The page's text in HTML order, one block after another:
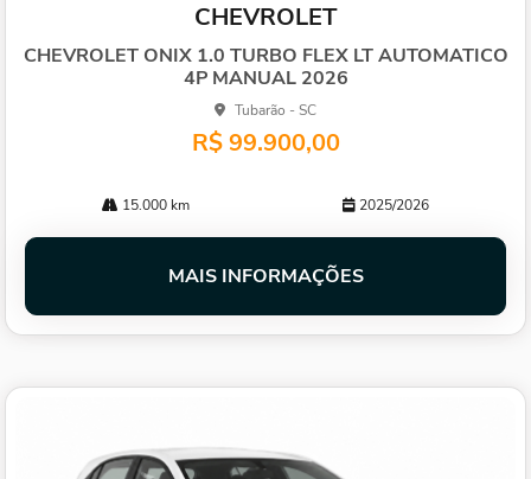
CHEVROLET
CHEVROLET ONIX 1.0 TURBO FLEX LT AUTOMATICO
4P MANUAL 2026
Tubarão - SC
R$ 99.900,00
15.000 km 2025/2026
MAIS INFORMAÇÕES